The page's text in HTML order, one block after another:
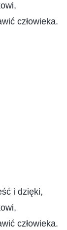
człowieka.
i dzięki,
człowieka.